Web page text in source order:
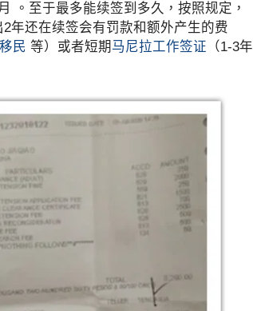
。至于最多能续签到多久，按照规定，
年还在续签会有罚款和额外产生的费
民 等）或者短期 马尼拉工作签证 （1-3年